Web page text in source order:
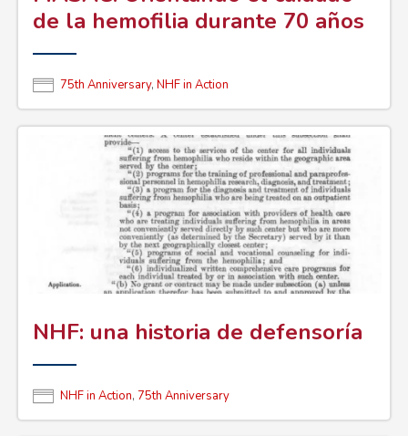
de la hemofilia durante 70 años
75th Anniversary, NHF in Action
NHF: una historia de defensoría
NHF in Action, 75th Anniversary